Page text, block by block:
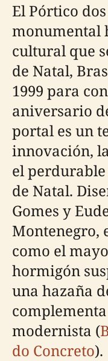
El Pórtico
monumental
cultural que
de Natal,
1999 para
aniversario
portal es un
innovación,
el
de Natal.
Gomes y
Montenegro,
como el
hormigón
una hazaña
modernista (
do Concreto).